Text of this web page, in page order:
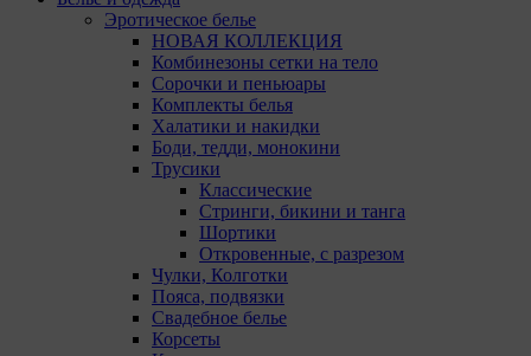
Эротическое белье
НОВАЯ КОЛЛЕКЦИЯ
Комбинезоны сетки на тело
Сорочки и пеньюары
Комплекты белья
Халатики и накидки
Боди, тедди, монокини
Трусики
Классические
Стринги, бикини и танга
Шортики
Откровенные, с разрезом
Чулки, Колготки
Пояса, подвязки
Свадебное белье
Корсеты
8. Общество обрабатывает обезличенные данные
пользователей сайта (включая файлы «cookie»),
собираемые с помощью сервисов Интернет-
статистики, которые служат для сбора информации о
действиях пользователей на сайте, улучшения
качества сайта и его содержания. Общество
обрабатывает обезличенные данные о пользователе в
случае, если это разрешено в настройках браузера
пользователя (включено сохранение файлов cookie и
использование технологии JavaScript).
9. На сайтах обрабатываются следующие типы
9.1. Технические (обязательные) файлы cookie,
например, применяемые при регистрации либо
входе в систему, или для оставления отзыва либо